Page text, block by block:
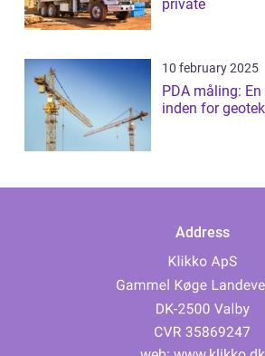
private
10 february 2025
PDA måling:
inden for
Address